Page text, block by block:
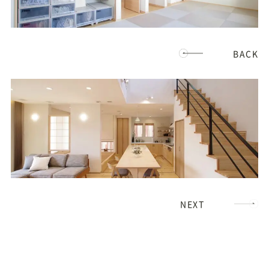
BACK
NEXT